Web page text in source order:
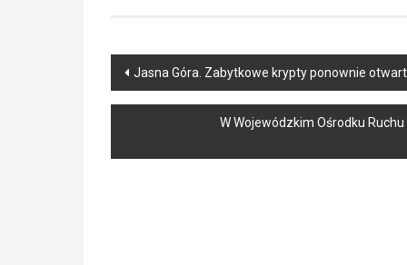
Post
navigation
Jasna Góra. Zabytkowe krypty ponownie
W Wojewódzkim Ośrodku